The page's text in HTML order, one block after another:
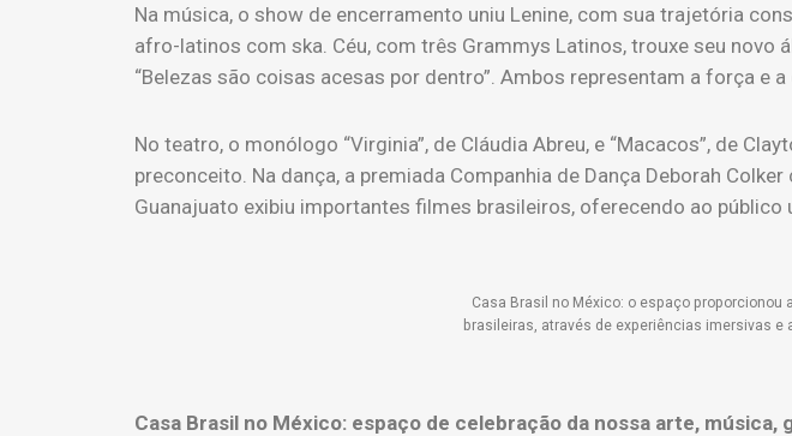
Na música, o show de encerramento uniu Lenine, com sua trajetória
afro-latinos com ska. Céu, com três Grammys Latinos, trouxe seu novo
“Belezas são coisas acesas por dentro”. Ambos representam a força e
No teatro, o monólogo “Virginia”, de Cláudia Abreu, e “Macacos”, de
preconceito. Na dança, a premiada Companhia de Dança Deborah
Guanajuato exibiu importantes filmes brasileiros, oferecendo ao público
Casa Brasil no México: o espaço
brasileiras, através de experiências imersivas
Casa Brasil no México: espaço de celebração da nossa arte, música,